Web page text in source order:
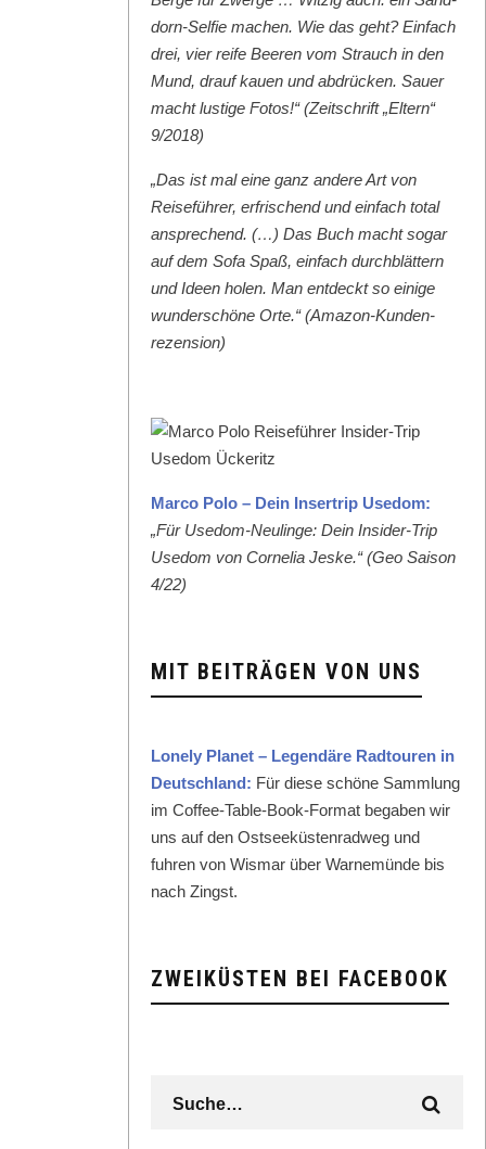
dorn-Self­ie machen. Wie das geht? Ein­fach
drei, vier reife Beeren vom Strauch in den
Mund, drauf kauen und abdrück­en. Sauer
macht lustige Fotos!“ (Zeitschrift „Eltern“
9/2018)
„Das ist mal eine ganz andere Art von
Reise­führer, erfrischend und ein­fach total
ansprechend. (…) Das Buch macht sog­ar
auf dem Sofa Spaß, ein­fach durch­blät­tern
und Ideen holen. Man ent­deckt so einige
wun­der­schöne Orte.“ (Ama­zon-Kun­den­
rezen­sion)
Mar­co Polo – Dein Inser­trip Use­dom:
„Für Use­dom-Neulinge: Dein Insid­er-Trip
Use­dom von Cor­nelia Jeske.“ (Geo Sai­son
4/22)
MIT BEITRÄGEN VON UNS
Lone­ly Plan­et – Leg­endäre Rad­touren in
Deutsch­land: Für diese schöne Samm­lung
im Cof­fee-Table-Book-For­mat begaben wir
uns auf den Ost­seeküsten­rad­weg und
fuhren von Wis­mar über Warnemünde bis
nach Zingst.
ZWEIKÜSTEN BEI FACEBOOK